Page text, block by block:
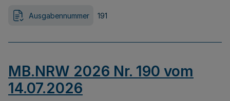
Ausgabennummer 191
MB.NRW 2026 Nr. 190 vom
14.07.2026